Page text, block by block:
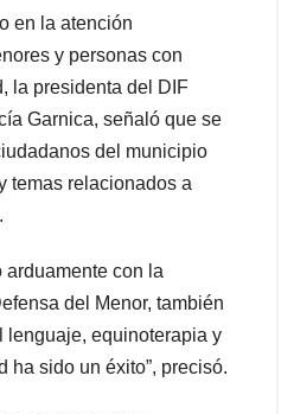
en la atención
y personas con
la presidenta del DIF
Garnica, señaló que se
del municipio
temas relacionados a
arduamente con la
del Menor, también
lenguaje, equinoterapia y
ha sido un éxito”, precisó.